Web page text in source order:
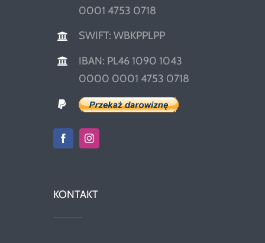
0001 4753 0718
SWIFT: WBKPPLPP
IBAN: PL46 1090 1043
0000 0001 4753 0718
KONTAKT